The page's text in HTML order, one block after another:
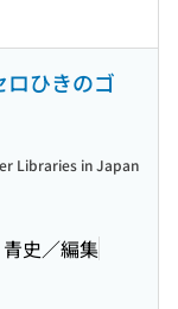
ロひきのゴ
史／編集
Libraries in Japan